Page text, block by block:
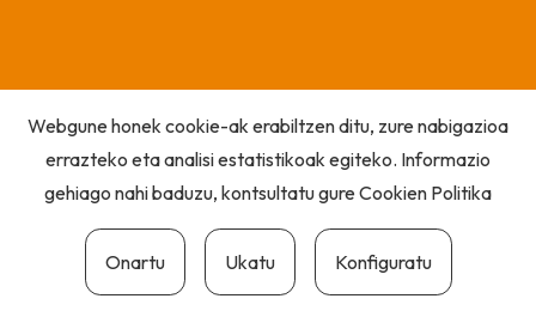
Webgune honek cookie-ak erabiltzen ditu, zure nabigazioa
errazteko eta analisi estatistikoak egiteko. Informazio
gehiago nahi baduzu, kontsultatu gureCookien Politika
Onartu Ukatu Konfiguratu